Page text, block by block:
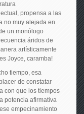
propensa a las
no muy alejada en
un monólogo
áridos de
artísticamente
Joyce, caramba!
tiempo, esa
de constatar
con que los tiempos
potencia afirmativa
empecinamiento